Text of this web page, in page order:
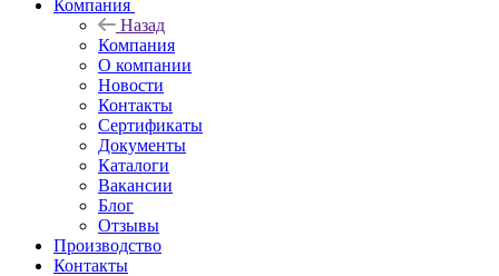
Компания
Назад
Компания
О компании
Новости
Контакты
Сертификаты
Документы
Каталоги
Вакансии
Блог
Отзывы
Производство
Контакты